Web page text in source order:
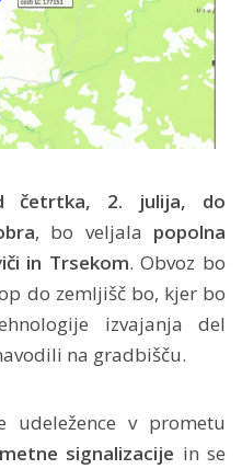
četrtka, 2. julija, do
, bo veljala popolna
in Trsekom. Obvoz bo
do zemljišč bo, kjer bo
izvajanja del
na gradbišču.
udeležence v prometu
signalizacije in se